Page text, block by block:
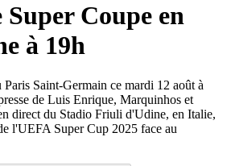
Coupe en
à 19h
Saint-Germain ce mardi 12 août à
de Luis Enrique, Marquinhos et
direct du Stadio Friuli d'Udine, en Italie,
l'UEFA Super Cup 2025 face au